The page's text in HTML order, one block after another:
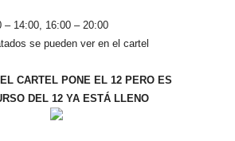
– 14:00, 16:00 – 20:00
se pueden ver en el cartel
CARTEL PONE EL 12 PERO ES
DEL 12 YA ESTÁ LLENO